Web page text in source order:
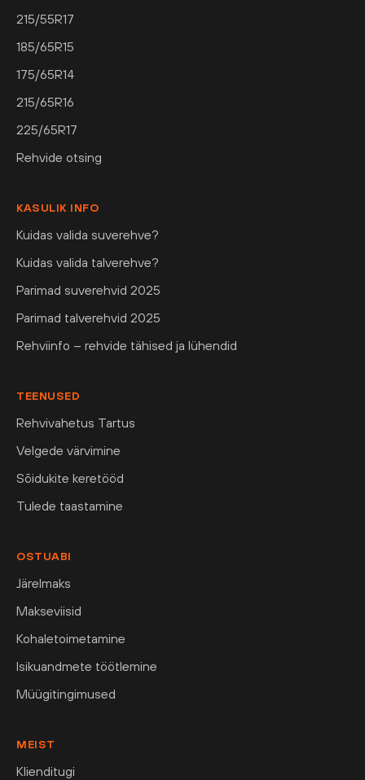
215/55R17
185/65R15
175/65R14
215/65R16
225/65R17
Rehvide otsing
KASULIK INFO
Kuidas valida suverehve?
Kuidas valida talverehve?
Parimad suverehvid 2025
Parimad talverehvid 2025
Rehviinfo – rehvide tähised ja lühendid
TEENUSED
Rehvivahetus Tartus
Velgede värvimine
Sõidukite keretööd
Tulede taastamine
OSTUABI
Järelmaks
Makseviisid
Kohaletoimetamine
Isikuandmete töötlemine
Müügitingimused
MEIST
Klienditugi